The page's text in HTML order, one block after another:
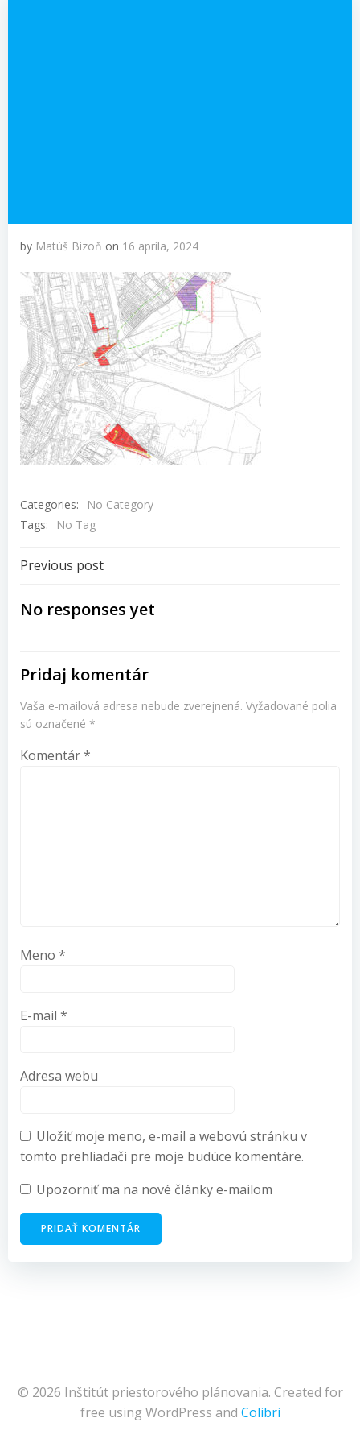
by Matúš Bizoň on 16 apríla, 2024
Categories:
No Category
Tags:
No Tag
Navigácia
v
Previous post
No responses yet
Pridaj komentár
Vaša e-mailová adresa nebude zverejnená. Vyžadované polia
sú označené *
Komentár*
Meno *
E-mail *
Adresa webu
Uložiť moje meno, e-mail a webovú stránku v
tomto prehliadači pre moje budúce komentáre.
Upozorniť ma na nové články e-mailom
© 2026 Inštitút priestorového plánovania. Created for
free using WordPress and Colibri